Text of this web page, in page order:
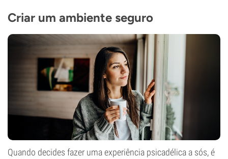
Criar um ambiente seguro
Quando decides fazer uma experiência psicadélica a sós, é